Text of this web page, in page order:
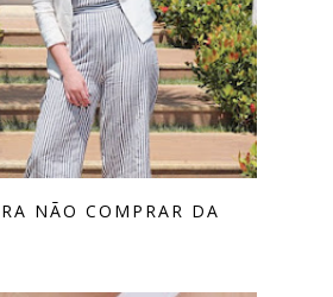
NÃO COMPRAR DA